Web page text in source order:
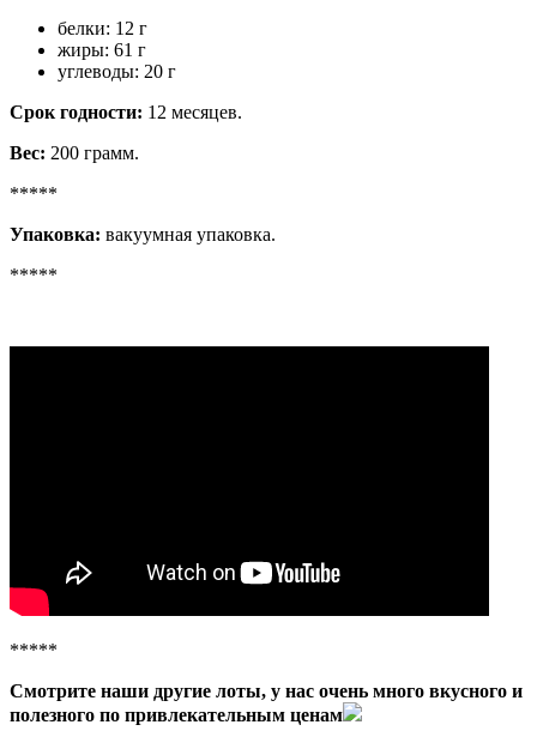
белки: 12 г
жиры: 61 г
углеводы: 20 г
Срок годности: 12 месяцев.
Вес: 200 грамм.
*****
Упаковка: вакуумная упаковка.
*****
*****
Смотрите наши другие лоты, у нас очень много вкусного и
полезного по привлекательным ценам